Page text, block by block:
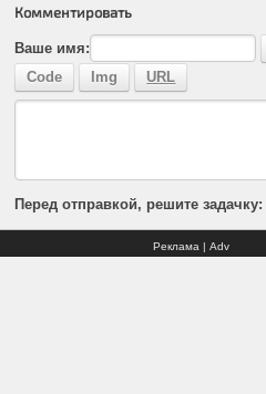
Комментировать
Ваше имя:
Перед отправкой, решите задачку:
Реклама | Adv